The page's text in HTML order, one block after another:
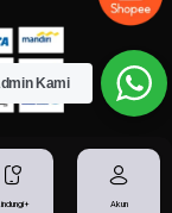
Akun
Kami